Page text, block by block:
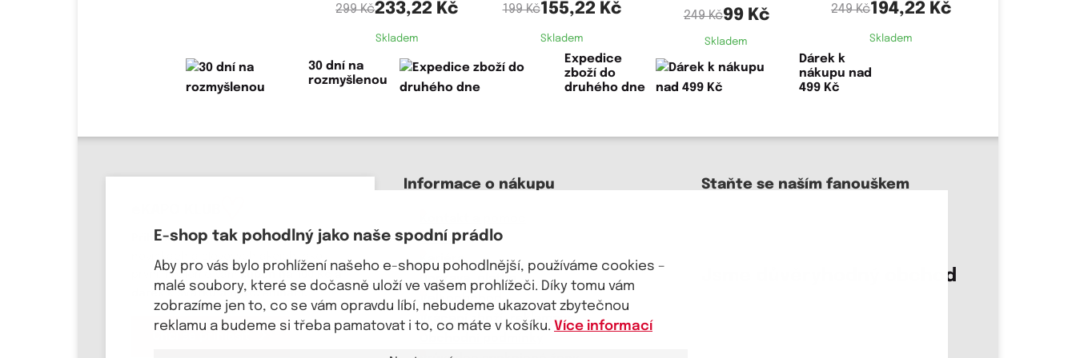
E-shop tak pohodlný jako naše spodní prádlo
Aby pro vás bylo prohlížení našeho e-shopu pohodlnější, používáme cookies –
malé soubory, které se dočasně uloží ve vašem prohlížeči. Díky tomu vám
zobrazíme jen to, co se vám opravdu líbí, nebudeme ukazovat zbytečnou
reklamu a budeme si třeba pamatovat i to, co máte v košíku. Více informací
299 Kč233,22 Kč
Skladem
199 Kč155,22 Kč
Skladem
249 Kč99 Kč
Skladem
249 Kč194,22 Kč
Skladem
30 dní na
rozmyšlenou
Expedice
zboží do
druhého dne
Dárek k
nákupu nad
499 Kč
Přihlaste svůj email , ať víte o
novinkách a slevových akcích jako
první! Pošleme Vám kupón na 100 Kč a
dárek k svátku a narozeninám.
Informace o nákupu
O nás
Kariéra
Doprava, platba
Velkoobchod
Vrácení zboží, reklamace
Staňte se naším fanouškem
Jsme důvěryhodný obchod